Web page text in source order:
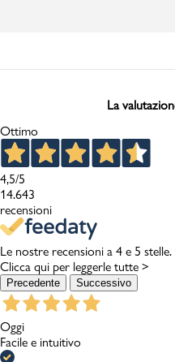
La
Ottimo
4,5/5
14.643
recensioni
Le nostre recensioni a 4 e 5 stelle.
Clicca qui per leggerle tutte >
Precedente Successivo
Oggi
Facile e intuitivo